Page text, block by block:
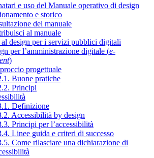
e uso del Manuale operativo di design
e storico
del manuale
al manuale
design per i servizi pubblici digitali
per l’amministrazione digitale (e-
)
progettuale
Buone pratiche
Principi
Definizione
Accessibilità by design
Principi per l’accessibilità
Linee guida e criteri di successo
Come rilasciare una dichiarazione di